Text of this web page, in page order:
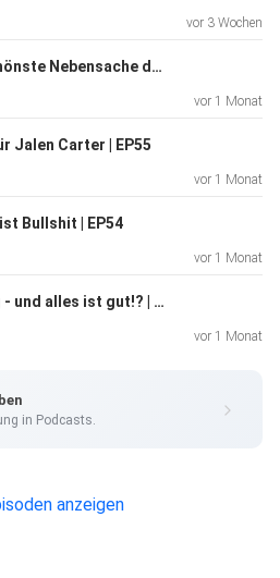
vor 3 Wochen
Football - die schönste Nebensache der Welt | EP56
vor 1 Monat
Jalen Carter | EP55
vor 1 Monat
Bullshit | EP54
vor 1 Monat
AJ Brown ist weg - und alles ist gut!? | EP53
vor 1 Monat
in Podcasts.
anzeigen